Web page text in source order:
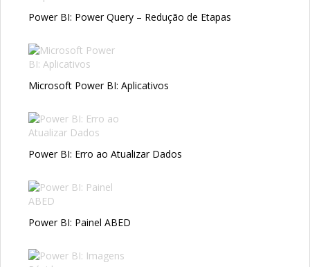
Power BI: Power Query – Redução de Etapas
Microsoft Power BI: Aplicativos
Power BI: Erro ao Atualizar Dados
Power BI: Painel ABED